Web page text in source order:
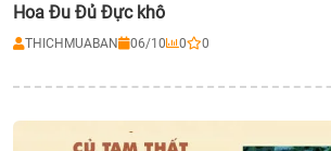
Hoa Đu Đủ Đực khô
THICHMUABAN 06/10 0 0